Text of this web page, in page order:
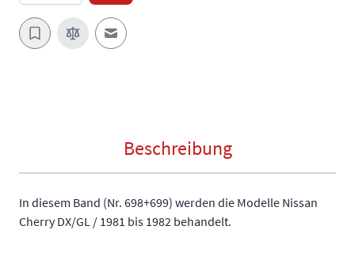
E-Mail an einen Freund
Beschreibung
In diesem Band (Nr. 698+699) werden die Modelle Nissan
Cherry DX/GL / 1981 bis 1982 behandelt.